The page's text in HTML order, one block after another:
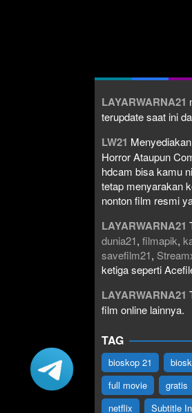
LAYARWARNA21
terupdate saat ini
LW21
Horror Ataupun
hdcam bisa kamu
tetap menyarakan
nonton film resmi
LAYARWARNA21
dunia21, filmapik,
savefilm21,
ketiga seperti
LAYARWARNA21
film online lainnya.
TAG
bioskop 21
full movie
gratis
netflix
Subtitle